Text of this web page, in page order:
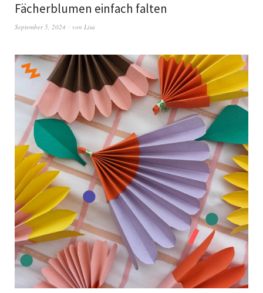
Fächerblumen einfach falten
September 5, 2024 von Lisa